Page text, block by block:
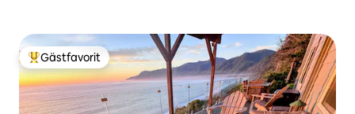
Populär gästfavorit
Gästfavorit